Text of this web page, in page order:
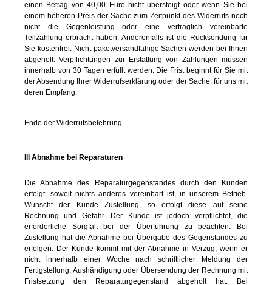
einen Betrag von 40,00 Euro nicht übersteigt oder wenn Sie bei
einem höheren Preis der Sache zum Zeitpunkt des Widerrufs noch
nicht die Gegenleistung oder eine vertraglich vereinbarte
Teilzahlung erbracht haben. Anderenfalls ist die Rücksendung für
Sie kostenfrei. Nicht paketversandfähige Sachen werden bei Ihnen
abgeholt. Verpflichtungen zur Erstattung von Zahlungen müssen
innerhalb von 30 Tagen erfüllt werden. Die Frist beginnt für Sie mit
der Absendung Ihrer Widerrufserklärung oder der Sache, für uns mit
deren Empfang.
Ende der Widerrufsbelehrung
III Abnahme bei Reparaturen
Die Abnahme des Reparaturgegenstandes durch den Kunden
erfolgt, soweit nichts anderes vereinbart ist, in unserem Betrieb.
Wünscht der Kunde Zustellung, so erfolgt diese auf seine
Rechnung und Gefahr. Der Kunde ist jedoch verpflichtet, die
erforderliche Sorgfalt bei der Überführung zu beachten. Bei
Zustellung hat die Abnahme bei Übergabe des Gegenstandes zu
erfolgen. Der Kunde kommt mit der Abnahme in Verzug, wenn er
nicht innerhalb einer Woche nach schriftlicher Meldung der
Fertigstellung, Aushändigung oder Übersendung der Rechnung mit
Fristsetzung den Reparaturgegenstand abgeholt hat. Bei